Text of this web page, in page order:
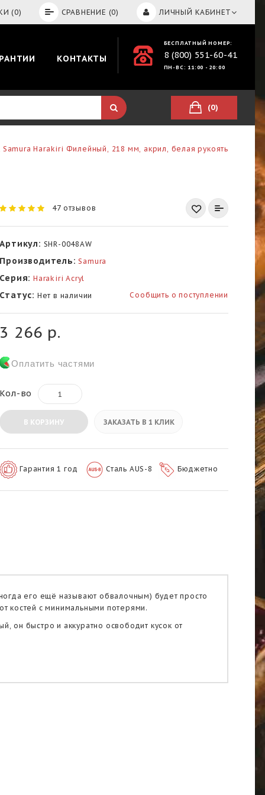
ЛИЧНЫЙ КАБИНЕТ
(0) СРАВНЕНИЕ (0)
БЕСПЛАТНЫЙ НОМЕР:
8 (800) 551-60-41
ПН-ВС: 11:00 - 20:00
КОНТАКТЫ
(0)
Harakiri Филейный, 218 мм, акрил, белая рукоять
47 отзывов
Артикул: SHR-0048AW
Производитель: Samura
Серия: Harakiri Acryl
Статус: Нет в наличии Сообщить о поступлении
3 266 р.
Оплатить частями
Кол-во
В КОРЗИНУ ЗАКАЗАТЬ В 1 КЛИК
Гарантия 1 год Сталь AUS-8 Бюджетно
его ещё называют обвалочным) будет просто
костей с минимальными потерями.
он быстро и аккуратно освободит кусок от